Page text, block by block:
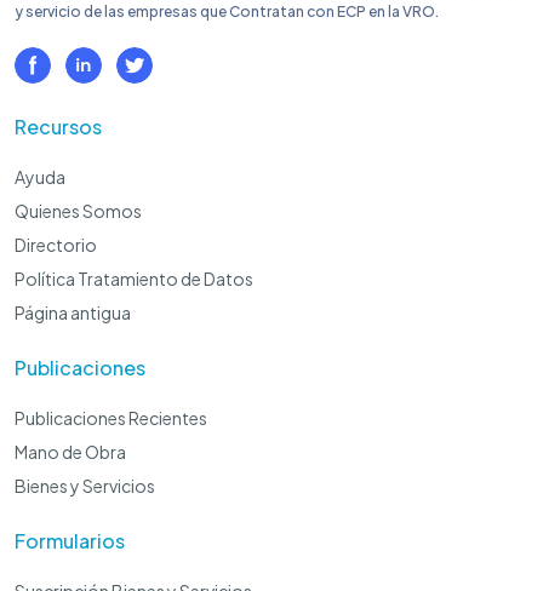
y servicio de las empresas que Contratan con ECP en la VRO.
Recursos
Ayuda
Quienes Somos
Directorio
Política Tratamiento de Datos
Página antigua
Publicaciones
Publicaciones Recientes
Mano de Obra
Bienes y Servicios
Formularios